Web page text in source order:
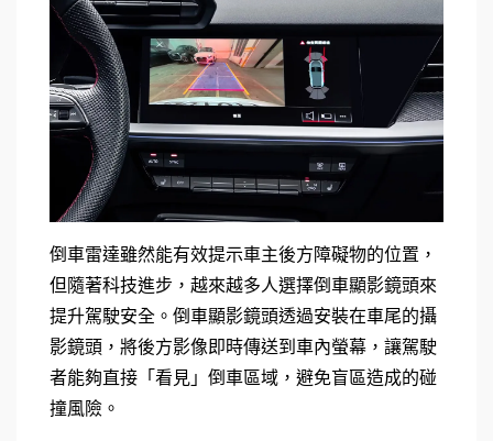
倒車雷達雖然能有效提示車主後方障礙物的位置，
但隨著科技進步，越來越多人選擇倒車顯影鏡頭來
提升駕駛安全。倒車顯影鏡頭透過安裝在車尾的攝
影鏡頭，將後方影像即時傳送到車內螢幕，讓駕駛
者能夠直接「看見」倒車區域，避免盲區造成的碰
撞風險。